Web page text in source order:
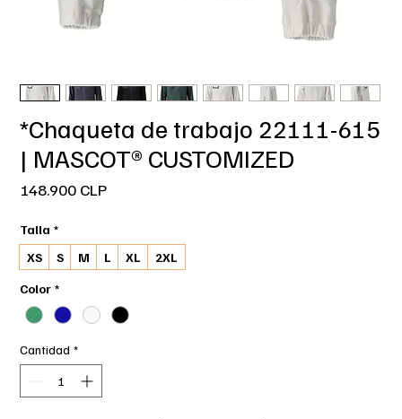
*Chaqueta de trabajo 22111-615
| MASCOT® CUSTOMIZED
148.900 CLPPrecio
Talla *
XS
S M L XL 2XL
Color *
Cantidad *